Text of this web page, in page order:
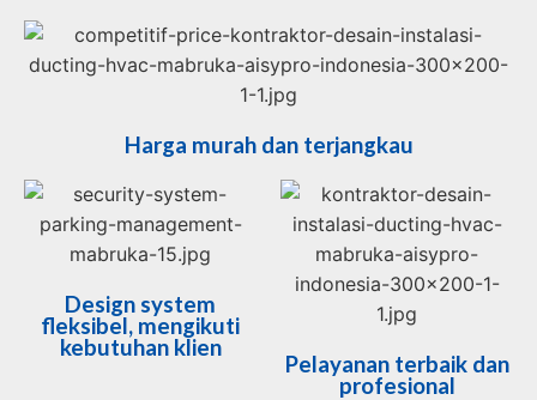
Harga murah dan terjangkau
Design system
fleksibel, mengikuti
kebutuhan klien
Pelayanan terbaik dan
profesional